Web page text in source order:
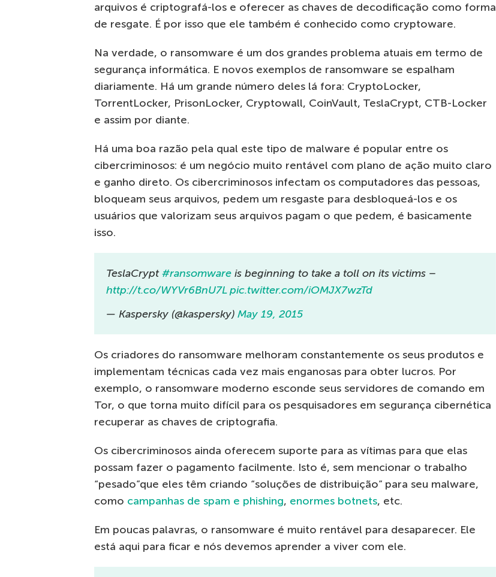
arquivos é criptografá-los e oferecer as chaves de decodificação como forma
de resgate. É por isso que ele também é conhecido como cryptoware.
Na verdade, o ransomware é um dos grandes problema atuais em termo de
segurança informática. E novos exemplos de ransomware se espalham
diariamente. Há um grande número deles lá fora: CryptoLocker,
TorrentLocker, PrisonLocker, Cryptowall, CoinVault, TeslaCrypt, CTB-Locker
e assim por diante.
Há uma boa razão pela qual este tipo de malware é popular entre os
cibercriminosos: é um negócio muito rentável com plano de ação muito claro
e ganho direto. Os cibercriminosos infectam os computadores das pessoas,
bloqueam seus arquivos, pedem um resgaste para desbloqueá-los e os
usuários que valorizam seus arquivos pagam o que pedem, é basicamente
isso.
TeslaCrypt#ransomware is beginning to take a toll on its victims –
http://t.co/WYVr6BnU7L pic.twitter.com/iOMJX7wzTd
— Kaspersky (@kaspersky) May 19, 2015
Os criadores do ransomware melhoram constantemente os seus produtos e
implementam técnicas cada vez mais enganosas para obter lucros. Por
exemplo, o ransomware moderno esconde seus servidores de comando em
Tor, o que torna muito difícil para os pesquisadores em segurança cibernética
recuperar as chaves de criptografia.
Os cibercriminosos ainda oferecem suporte para as vítimas para que elas
possam fazer o pagamento facilmente. Isto é, sem mencionar o trabalho
“pesado”que eles têm criando “soluções de distribuição” para seu malware,
como campanhas de spam e phishing, enormes botnets, etc.
Em poucas palavras, o ransomware é muito rentável para desaparecer. Ele
está aqui para ficar e nós devemos aprender a viver com ele.